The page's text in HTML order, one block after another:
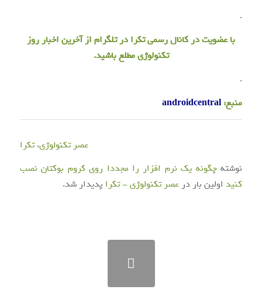
.
با عضویت در کانال رسمی تکرا در تلگرام از آخرین اخبار روز
تکنولوژی مطلع باشید.
.
منبع: androidcentral
عصر تکنولوژی، تکرا
نوشتهچگونه یک نرم افزار را مجددا روی کروم بوکتان نصب
کنیداولین بار در عصر تکنولوژی - تکرا پدیدار شد.